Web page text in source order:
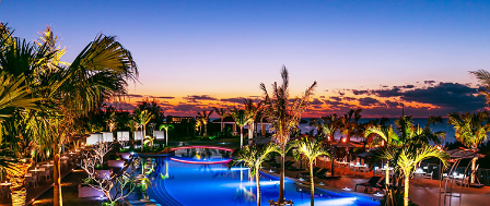
宿泊プランで探す
名護・那覇周遊プランで探す
ログイン／会員登録
ご予約内容照会／キャンセル